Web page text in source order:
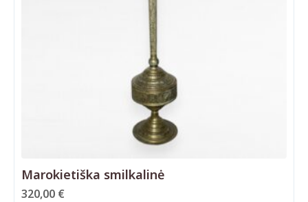
Marokietiška smilkalinė
320,00 €